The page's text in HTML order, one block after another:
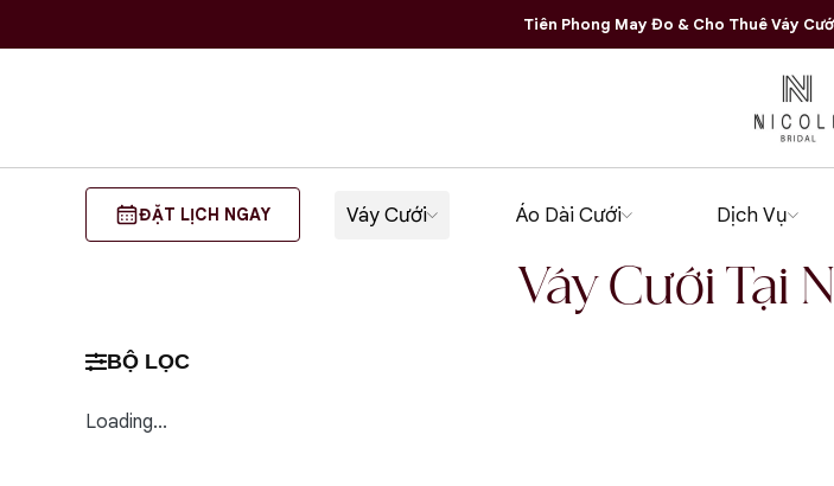
Tiên Phong May Đo & Cho Thuê Váy
ĐẶT LỊCH NGAY Váy Cưới Áo Dài Cưới Dịch Vụ
Váy Cưới Tại
BỘ LỌC
Loading...